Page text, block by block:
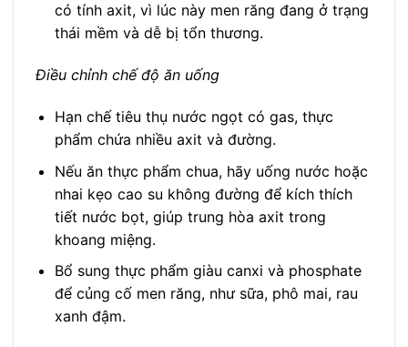
có tính axit, vì lúc này men răng đang ở trạng
thái mềm và dễ bị tổn thương.
Điều chỉnh chế độ ăn uống
Hạn chế tiêu thụ nước ngọt có gas, thực
phẩm chứa nhiều axit và đường.
Nếu ăn thực phẩm chua, hãy uống nước hoặc
nhai kẹo cao su không đường để kích thích
tiết nước bọt, giúp trung hòa axit trong
khoang miệng.
Bổ sung thực phẩm giàu canxi và phosphate
để củng cố men răng, như sữa, phô mai, rau
xanh đậm.